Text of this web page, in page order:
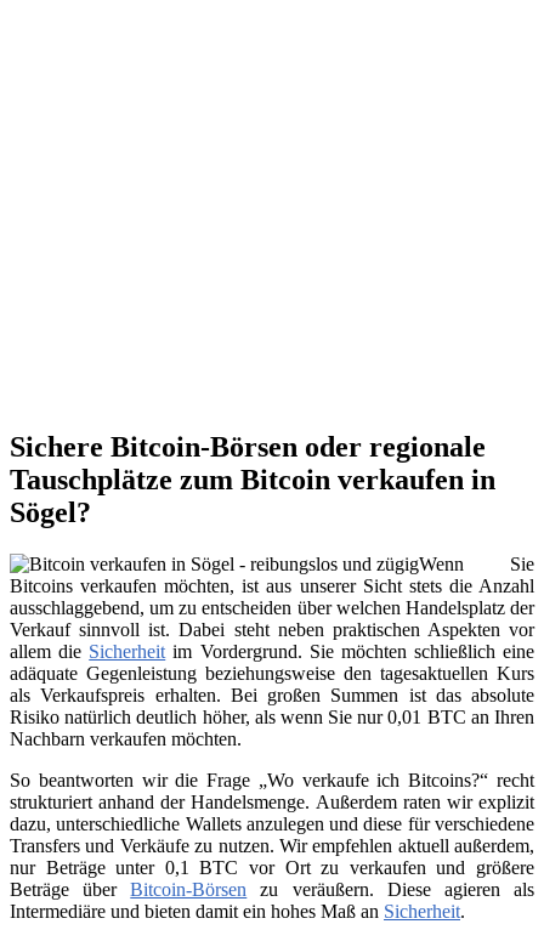
Sichere Bitcoin-Börsen oder regionale
Tauschplätze zum Bitcoin verkaufen in
Sögel?
Wenn Sie
Bitcoins verkaufen möchten, ist aus unserer Sicht stets die Anzahl
ausschlaggebend, um zu entscheiden über welchen Handelsplatz der
Verkauf sinnvoll ist. Dabei steht neben praktischen Aspekten vor
allem die Sicherheit im Vordergrund. Sie möchten schließlich eine
adäquate Gegenleistung beziehungsweise den tagesaktuellen Kurs
als Verkaufspreis erhalten. Bei großen Summen ist das absolute
Risiko natürlich deutlich höher, als wenn Sie nur 0,01 BTC an Ihren
Nachbarn verkaufen möchten.
So beantworten wir die Frage „Wo verkaufe ich Bitcoins?“ recht
strukturiert anhand der Handelsmenge. Außerdem raten wir explizit
dazu, unterschiedliche Wallets anzulegen und diese für verschiedene
Transfers und Verkäufe zu nutzen. Wir empfehlen aktuell außerdem,
nur Beträge unter 0,1 BTC vor Ort zu verkaufen und größere
Beträge überBitcoin-Börsen zu veräußern. Diese agieren als
Intermediäre und bieten damit ein hohes Maß an Sicherheit.